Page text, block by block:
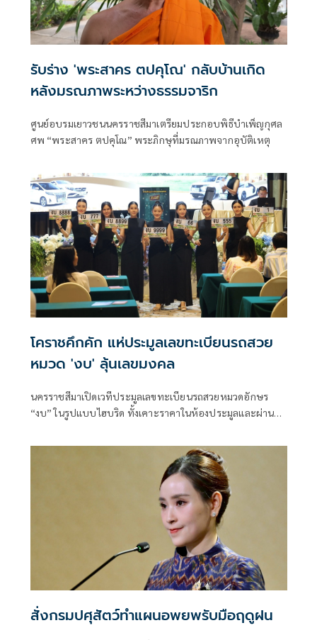
รับร่าง 'พระสาคร ตปคุโณ' กลับบ้านเกิด
หลังมรณภาพระหว่างธรรมจาริก
ศูนย์อบรมเยาวชนนครราชสีมาเตรียมประกอบพิธีบำเพ็ญกุศล
ศพ “พระสาคร ตปคุโณ” พระภิกษุที่มรณภาพจากอุบัติเหตุ
โคราชคึกคัก แห่ประมูลเลขทะเบียนรถสวย
หมวด 'งบ' ลุ้นเลขมงคล
นครราชสีมาเปิดเวทีประมูลเลขทะเบียนรถสวยหมวดอักษร
“งบ” ในรูปแบบไฮบริด ทั้งเคาะราคาในห้องประมูลและผ่าน
สั่งกรมปศุสัตว์ทำแผนอพยพรับมือฤดูฝน